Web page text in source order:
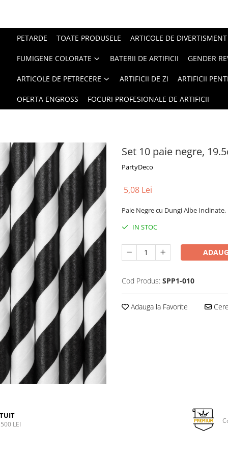
PETARDE TOATE PRODUSELE ARTICOLE DE DIVERTISMENT
FUMIGENE COLORATE BATERII DE ARTIFICII GENDER
ARTICOLE DE PETRECERE ARTIFICII DE ZI ARTIFICII
OFERTA ENGROSS FOCURI PROFESIONALE DE ARTIFICII
Set 10 paie negre,
PartyDeco
5,08 Lei
Paie Negre cu Dungi Albe
IN STOC
Cod Produs: SPP1-010
Adauga la Favorite
LEI